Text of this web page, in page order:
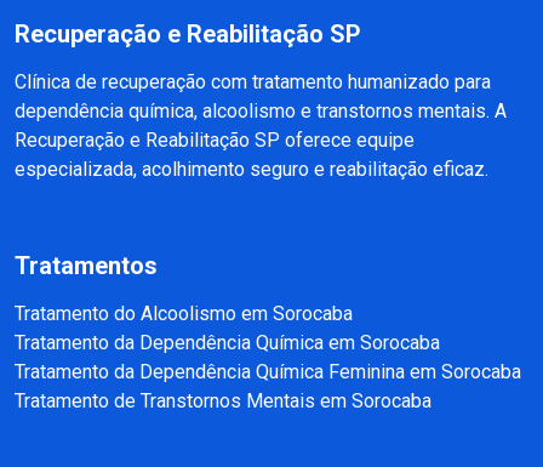
Recuperação e Reabilitação SP
Clínica de recuperação com tratamento humanizado para
dependência química, alcoolismo e transtornos mentais. A
Recuperação e Reabilitação SP oferece equipe
especializada, acolhimento seguro e reabilitação eficaz.
Tratamentos
Tratamento do Alcoolismo em Sorocaba
Tratamento da Dependência Química em Sorocaba
Tratamento da Dependência Química Feminina em Sorocaba
Tratamento de Transtornos Mentais em Sorocaba